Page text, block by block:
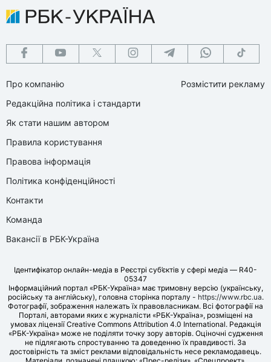
Про компанію
Редакційна політика і стандарти
Як стати нашим автором
Правила користування
Правова інформація
Політика конфіденційності
Контакти
Команда
Вакансії в РБК-Україна
Розмістити рекламу
Ідентифікатор онлайн-медіа в Реєстрі суб’єктів у сфері медіа — R40-
05347
Інформаційний портал «РБК-Україна» має тримовну версію (українську,
російську та англійську), головна сторінка порталу - https://www.rbc.ua.
Фотографії, зображення належать їх правовласникам. Всі фотографії на
Порталі, авторами яких є журналісти «РБК-Україна», розміщені на
умовах ліцензії Creative Commons Attribution 4.0 International. Редакція
«РБК-Україна» може не поділяти точку зору авторів. Оціночні судження
не підлягають спростуванню та доведенню їх правдивості. За
достовірність та зміст реклами відповідальність несе рекламодавець.